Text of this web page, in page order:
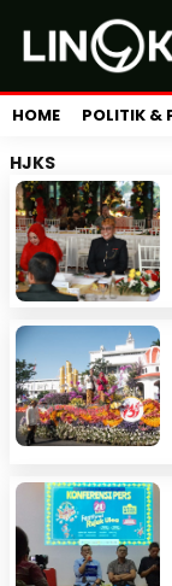
HOME POLITIK &
HJKS